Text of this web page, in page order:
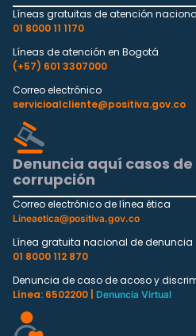
Líneas gratuitas de atención
01 8000 11 1170
Líneas de atención en Bogotá
(+57) 601 3307000
Correo electrónico
servicioalcliente@positiva.gov.co
Denuncia aquí casos
corrupción
Correo electrónico de línea ética
Lineaetica@positiva.gov.co
Línea gratuita nacional de denuncia
01 8000 112 870
Denuncia de caso de acoso y
Línea: 6502200 |
Denuncia Virtual